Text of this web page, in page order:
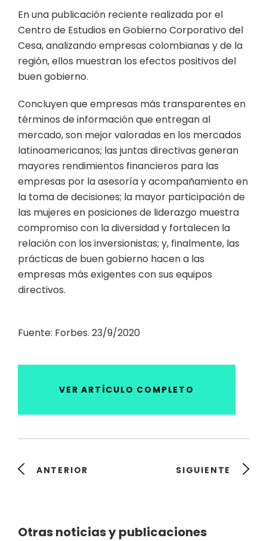
En una publicación reciente realizada por el
Centro de Estudios en Gobierno Corporativo del
Cesa, analizando empresas colombianas y de la
región, ellos muestran los efectos positivos del
buen gobierno.
Concluyen que empresas más transparentes en
términos de información que entregan al
mercado, son mejor valoradas en los mercados
latinoamericanos; las juntas directivas generan
mayores rendimientos financieros para las
empresas por la asesoría y acompañamiento en
la toma de decisiones; la mayor participación de
las mujeres en posiciones de liderazgo muestra
compromiso con la diversidad y fortalecen la
relación con los inversionistas; y, finalmente, las
prácticas de buen gobierno hacen a las
empresas más exigentes con sus equipos
directivos.
Fuente: Forbes. 23/9/2020
VER ARTÍCULO COMPLETO
ANTERIOR SIGUIENTE
Otras noticias y publicaciones